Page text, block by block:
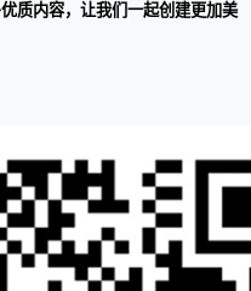
质内容，让我们一起创建更加美